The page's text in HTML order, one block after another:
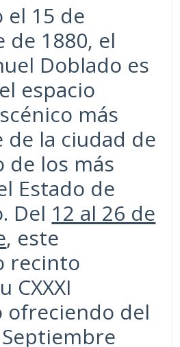
el 15 de
1880, el
Doblado es
espacio
más
la ciudad de
de los más
Estado de
Del 12 al 26 de
, este
recinto
CXXXI
ofreciendo del